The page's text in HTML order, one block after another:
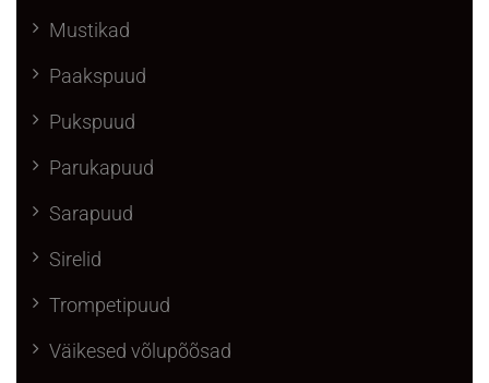
Mustikad
Paakspuud
Pukspuud
Parukapuud
Sarapuud
Sirelid
Trompetipuud
Väikesed võlupõõsad